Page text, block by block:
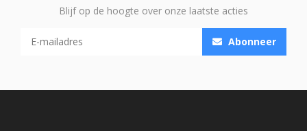
Blijf op de hoogte over onze laatste acties
Abonneer